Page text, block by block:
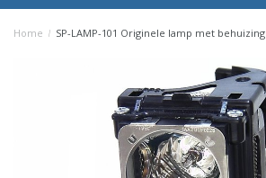
Home / SP-LAMP-101 Originele lamp met behuizing